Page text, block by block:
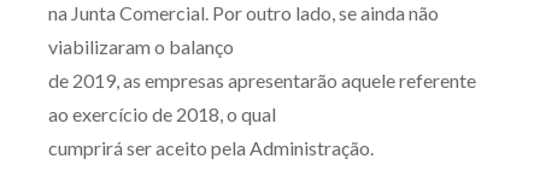
na Junta Comercial. Por outro lado, se ainda não
viabilizaram o balanço
de 2019, as empresas apresentarão aquele referente
ao exercício de 2018, o qual
cumprirá ser aceito pela Administração.